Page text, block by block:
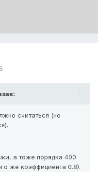
считаться (но
а тоже порядка 400
же коэффициента 0.8).